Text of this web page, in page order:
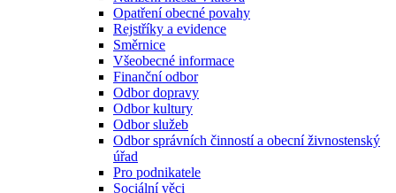
Opatření obecné povahy
Rejstříky a evidence
Směrnice
Všeobecné informace
Finanční odbor
Odbor dopravy
Odbor kultury
Odbor služeb
Odbor správních činností a obecní živnostenský
úřad
Pro podnikatele
Sociální věci